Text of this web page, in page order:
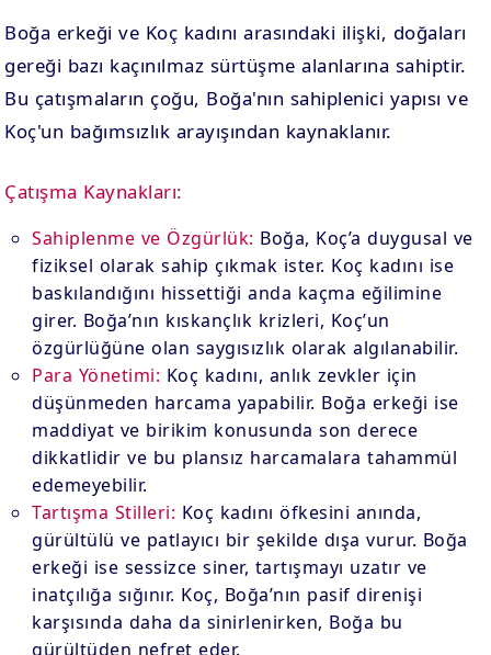
Boğa erkeği ve Koç kadını arasındaki ilişki, doğaları
gereği bazı kaçınılmaz sürtüşme alanlarına sahiptir.
Bu çatışmaların çoğu, Boğa'nın sahiplenici yapısı ve
Koç'un bağımsızlık arayışından kaynaklanır.
Çatışma Kaynakları:
Sahiplenme ve Özgürlük: Boğa, Koç’a duygusal ve
fiziksel olarak sahip çıkmak ister. Koç kadını ise
baskılandığını hissettiği anda kaçma eğilimine
girer. Boğa’nın kıskançlık krizleri, Koç’un
özgürlüğüne olan saygısızlık olarak algılanabilir.
Para Yönetimi: Koç kadını, anlık zevkler için
düşünmeden harcama yapabilir. Boğa erkeği ise
maddiyat ve birikim konusunda son derece
dikkatlidir ve bu plansız harcamalara tahammül
edemeyebilir.
Tartışma Stilleri: Koç kadını öfkesini anında,
gürültülü ve patlayıcı bir şekilde dışa vurur. Boğa
erkeği ise sessizce siner, tartışmayı uzatır ve
inatçılığa sığınır. Koç, Boğa’nın pasif direnişi
karşısında daha da sinirlenirken, Boğa bu
gürültüden nefret eder.